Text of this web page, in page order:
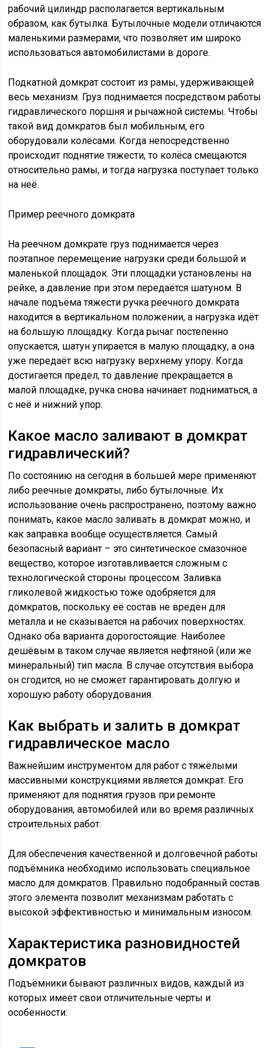
рабочий цилиндр располагается вертикальным
образом, как бутылка. Бутылочные модели отличаются
маленькими размерами, что позволяет им широко
использоваться автомобилистами в дороге.
Подкатной домкрат состоит из рамы, удерживающей
весь механизм. Груз поднимается посредством работы
гидравлического поршня и рычажной системы. Чтобы
такой вид домкратов был мобильным, его
оборудовали колёсами. Когда непосредственно
происходит поднятие тяжести, то колёса смещаются
относительно рамы, и тогда нагрузка поступает только
на неё.
Пример реечного домкрата
На реечном домкрате груз поднимается через
поэтапное перемещение нагрузки среди большой и
маленькой площадок. Эти площадки установлены на
рейке, а давление при этом передаётся шатуном. В
начале подъёма тяжести ручка реечного домкрата
находится в вертикальном положении, а нагрузка идёт
на большую площадку. Когда рычаг постепенно
опускается, шатун упирается в малую площадку, а она
уже передаёт всю нагрузку верхнему упору. Когда
достигается предел, то давление прекращается в
малой площадке, ручка снова начинает подниматься, а
с неё и нижний упор.
Какое масло заливают в домкрат
гидравлический?
По состоянию на сегодня в большей мере применяют
либо реечные домкраты, либо бутылочные. Их
использование очень распространено, поэтому важно
понимать, какое масло заливать в домкрат можно, и
как заправка вообще осуществляется. Самый
безопасный вариант – это синтетическое смазочное
вещество, которое изготавливается сложным с
технологической стороны процессом. Заливка
гликолевой жидкостью тоже одобряется для
домкратов, поскольку её состав не вреден для
металла и не сказывается на рабочих поверхностях.
Однако оба варианта дорогостоящие. Наиболее
дешёвым в таком случае является нефтяной (или же
минеральный) тип масла. В случае отсутствия выбора
он сгодится, но не сможет гарантировать долгую и
хорошую работу оборудования.
Как выбрать и залить в домкрат
гидравлическое масло
Важнейшим инструментом для работ с тяжёлыми
массивными конструкциями является домкрат. Его
применяют для поднятия грузов при ремонте
оборудования, автомобилей или во время различных
строительных работ.
Для обеспечения качественной и долговечной работы
подъёмника необходимо использовать специальное
масло для домкратов. Правильно подобранный состав
этого элемента позволит механизмам работать с
высокой эффективностью и минимальным износом.
Характеристика разновидностей
домкратов
Подъёмники бывают различных видов, каждый из
которых имеет свои отличительные черты и
особенности: